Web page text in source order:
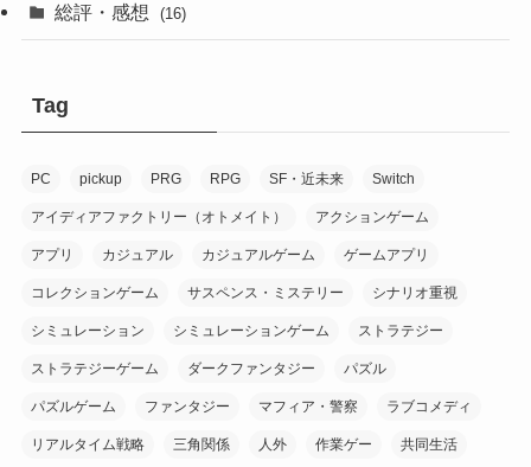
(1)
(2)
(1) (1)
(1)
(20)
(1)
(1)
(10)
(6)
(8)
(8)
(9)
総評・感想 (16)
Tag
PC pickup PRG RPG SF・近未来 Switch
アイディアファクトリー（オトメイト） アクションゲーム
アプリ カジュアル カジュアルゲーム ゲームアプリ
コレクションゲーム サスペンス・ミステリー シナリオ重視
シミュレーション シミュレーションゲーム ストラテジー
ストラテジーゲーム ダークファンタジー パズル
パズルゲーム ファンタジー マフィア・警察 ラブコメディ
リアルタイム戦略 三角関係 人外 作業ゲー 共同生活